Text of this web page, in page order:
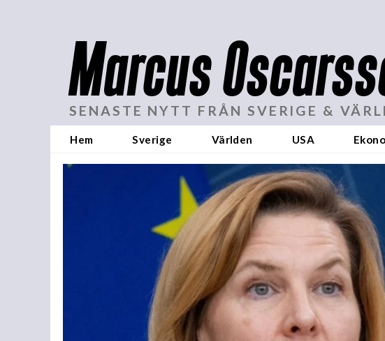
Marcus
SENASTE NYTT FRÅN SVERIGE &
Hem Sverige Världen USA